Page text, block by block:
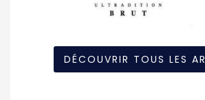
DÉCOUVRIR TOUS LES